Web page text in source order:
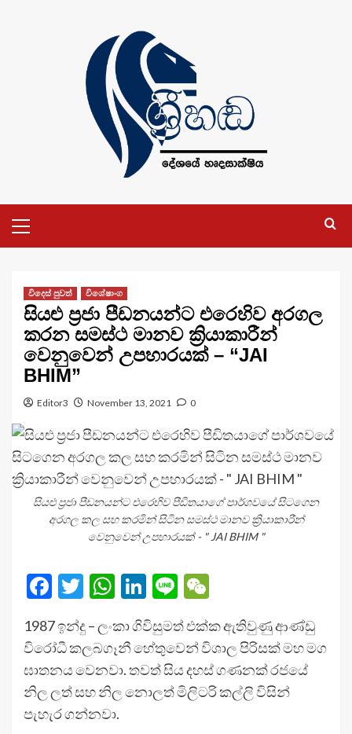
Menu
විදෙස් පුවත් විශේෂාංග
සියළු ප්‍රජා පීඩනයන්ට එරෙහිව අරගල
කරන සමස්ථ මානව ක්‍රියාකාරීන්
වෙනුවෙන් උපහාරයක් – “JAI
BHIM”
Editor3 November 13, 2021 0
සියළු ප්‍රජා පීඩනයන්ට එරෙහිව පීඩිතයාගේ පාර්ශවයේ සිටගෙන
අරගල කල සහ කරමින් සිටින සමස්ථ මානව ක්‍රියාකාරීන්
වෙනුවෙන් උපහාරයක් - " JAI BHIM "
Facebook
Twitter
WhatsApp
LinkedIn
Line
1987 ඉන්දු – ලංකා ගිවිසුමත් එක්ක ඇතිවුණු ආණ්ඩු
විරෝධී කලබගෑනී හේතුවෙන් විශාල පිරිසක් මහ මග
ඝාතනය වෙනවා. තවත් සිය දහස් ගණනක් රජයේ
නිල ලත් සහ නිල නොලත් මිලිටරි කල්ලි විසින්
පැහැර ගන්නවා.